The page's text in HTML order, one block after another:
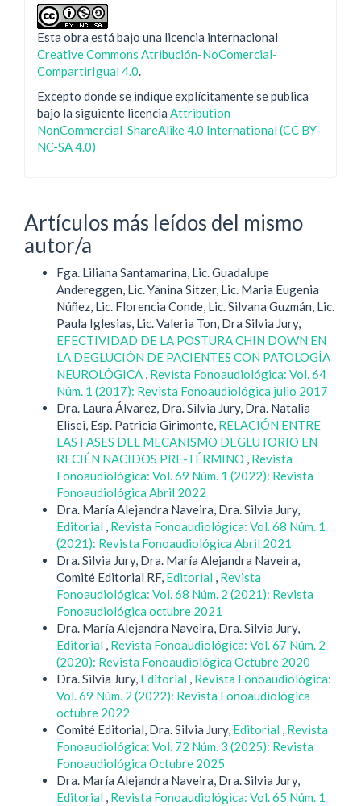
Esta obra está bajo una licencia internacional
Creative Commons Atribución-NoComercial-
CompartirIgual 4.0
Excepto donde se indique explícitamente se publica
bajo la siguiente licencia Attribution-
NonCommercial-ShareAlike 4.0 International (CC BY-
NC-SA 4.0)
Artículos más leídos del mismo
autor/a
Fga. Liliana Santamarina, Lic. Guadalupe
Andereggen, Lic. Yanina Sitzer, Lic. Maria Eugenia
Núñez, Lic. Florencia Conde, Lic. Silvana Guzmán, Lic.
Paula Iglesias, Lic. Valeria Ton, Dra Silvia Jury,
EFECTIVIDAD DE LA POSTURA CHIN DOWN EN
LA DEGLUCIÓN DE PACIENTES CON PATOLOGÍA
NEUROLÓGICA , Revista Fonoaudiológica: Vol. 64
Núm. 1 (2017): Revista Fonoaudiológica julio 2017
Dra. Laura Álvarez, Dra. Silvia Jury, Dra. Natalia
Elisei, Esp. Patricia Girimonte, RELACIÓN ENTRE
LAS FASES DEL MECANISMO DEGLUTORIO EN
RECIÉN NACIDOS PRE-TÉRMINO , Revista
Fonoaudiológica: Vol. 69 Núm. 1 (2022): Revista
Fonoaudiológica Abril 2022
Dra. María Alejandra Naveira, Dra. Silvia Jury,
Editorial , Revista Fonoaudiológica: Vol. 68 Núm. 1
(2021): Revista Fonoaudiológica Abril 2021
Dra. Silvia Jury, Dra. María Alejandra Naveira,
Comité Editorial RF, Editorial , Revista
Fonoaudiológica: Vol. 68 Núm. 2 (2021): Revista
Fonoaudiológica octubre 2021
Dra. María Alejandra Naveira, Dra. Silvia Jury,
Editorial , Revista Fonoaudiológica: Vol. 67 Núm. 2
(2020): Revista Fonoaudiológica Octubre 2020
Dra. Silvia Jury, Editorial , Revista Fonoaudiológica:
Vol. 69 Núm. 2 (2022): Revista Fonoaudiológica
octubre 2022
Comité Editorial, Dra. Silvia Jury, Editorial , Revista
Fonoaudiológica: Vol. 72 Núm. 3 (2025): Revista
Fonoaudiológica Octubre 2025
Dra. María Alejandra Naveira, Dra. Silvia Jury,
Editorial , Revista Fonoaudiológica: Vol. 65 Núm. 1